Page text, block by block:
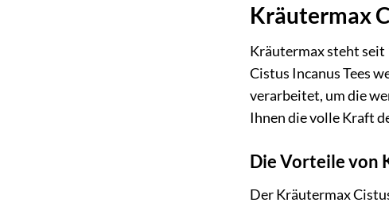
Kräutermax
Kräutermax steht
Cistus Incanus Tees
verarbeitet, um die
Ihnen die volle Kraft
Die Vorteile von
Der Kräutermax